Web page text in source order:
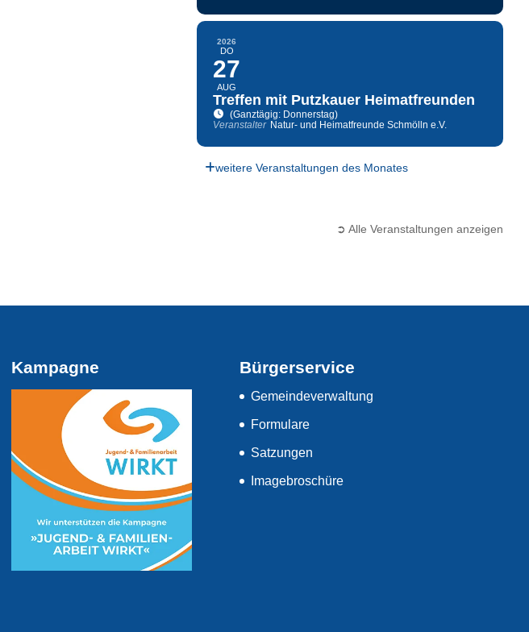
2026
DO
27
AUG
Treffen mit Putzkauer Heimatfreunden
(Ganztägig: Donnerstag)
Veranstalter Natur- und Heimatfreunde Schmölln e.V.
weitere Veranstaltungen des Monates
➲ Alle Veranstaltungen anzeigen
Kampagne Bürgerservice
Gemeindeverwaltung
Formulare
Satzungen
Imagebroschüre